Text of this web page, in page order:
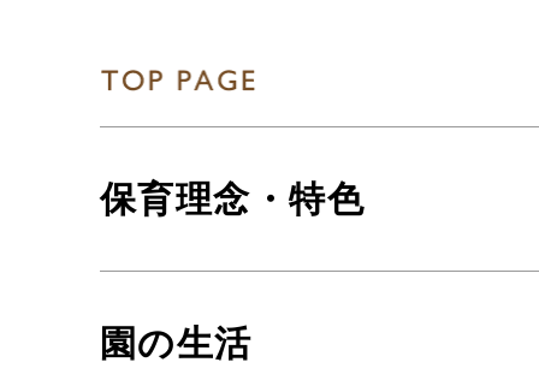
保育理念・特色
園の生活